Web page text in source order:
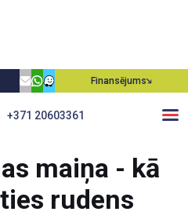
Finansējums
+371 20603361
maiņa - kā
rudens